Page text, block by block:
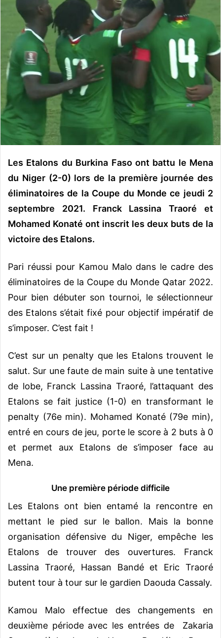
u
n
o
u
r
Les Etalons du Burkina Faso ont battu le Mena
du Niger (2-0) lors de la première journée des
éliminatoires de la Coupe du Monde ce jeudi 2
septembre 2021. Franck Lassina Traoré et
Mohamed Konaté ont inscrit les deux buts de la
victoire des Etalons.
Pari réussi pour Kamou Malo dans le cadre des
éliminatoires de la Coupe du Monde Qatar 2022.
Pour bien débuter son tournoi, le sélectionneur
des Etalons s’était fixé pour objectif impératif de
s’imposer. C’est fait !
C’est sur un penalty que les Etalons trouvent le
salut. Sur une faute de main suite à une tentative
de lobe, Franck Lassina Traoré, l’attaquant des
Etalons se fait justice (1-0) en transformant le
penalty (76e min). Mohamed Konaté (79e min),
entré en cours de jeu, porte le score à 2 buts à 0
et permet aux Etalons de s’imposer face au
Mena.
Une première période difficile
Les Etalons ont bien entamé la rencontre en
mettant le pied sur le ballon. Mais la bonne
organisation défensive du Niger, empêche les
Etalons de trouver des ouvertures. Franck
Lassina Traoré, Hassan Bandé et Eric Traoré
butent tour à tour sur le gardien Daouda Cassaly.
Kamou Malo effectue des changements en
deuxième période avec les entrées de Zakaria